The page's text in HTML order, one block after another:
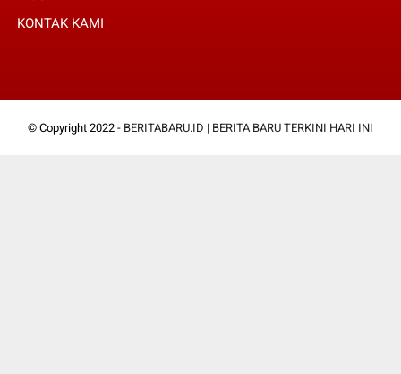
KONTAK KAMI
© Copyright 2022 - BERITABARU.ID | BERITA BARU TERKINI HARI INI